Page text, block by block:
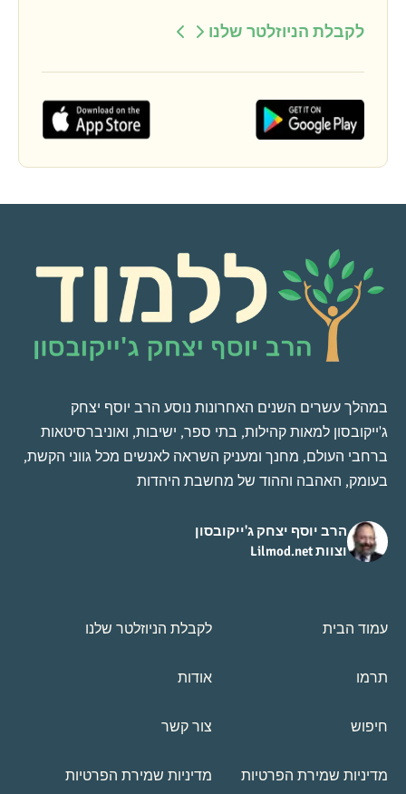
לקבלת הניוזלטר שלנו
במהלך עשרים השנים האחרונות נוסע הרב יוסף יצחק
ג'ייקובסון למאות קהילות, בתי ספר, ישיבות, ואוניברסיטאות
ברחבי העולם, מחנך ומעניק השראה לאנשים מכל גווני הקשת,
בעומק, האהבה וההוד של מחשבת היהדות
הרב יוסף יצחק ג'ייקובסון
וצוות Lilmod.net
עמוד הבית לקבלת הניוזלטר שלנו
תרמו אודות
חיפוש צור קשר
מדיניות שמירת הפרטיות מדיניות שמירת הפרטיות